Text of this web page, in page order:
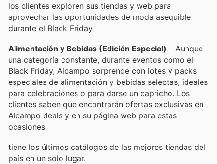
los clientes exploren sus tiendas y web para
aprovechar las oportunidades de moda asequible
durante el Black Friday.
Alimentación y Bebidas (Edición Especial) – Aunque
una categoría constante, durante eventos como el
Black Friday, Alcampo sorprende con lotes y packs
especiales de alimentación y bebidas selectas, ideales
para celebraciones o para darse un capricho. Los
clientes saben que encontrarán ofertas exclusivas en
Alcampo deals y en su página web para estas
ocasiones.
tiene los últimos catálogos de las mejores tiendas del
país en un solo lugar.